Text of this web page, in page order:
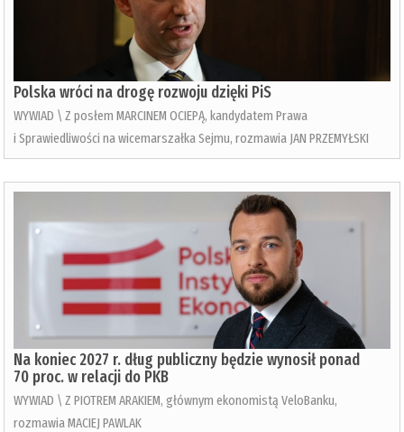
Polska wróci na drogę rozwoju dzięki PiS
WYWIAD \ Z posłem MARCINEM OCIEPĄ, kandydatem Prawa
i Sprawiedliwości na wicemarszałka Sejmu, rozmawia JAN PRZEMYŁSKI
Na koniec 2027 r. dług publiczny będzie wynosił ponad
70 proc. w relacji do PKB
WYWIAD \ Z PIOTREM ARAKIEM, głównym ekonomistą VeloBanku,
rozmawia MACIEJ PAWLAK